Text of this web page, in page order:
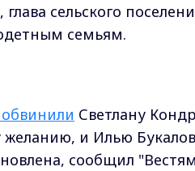
сельского
семьям.
Светлану
желанию, и Илью
сообщил